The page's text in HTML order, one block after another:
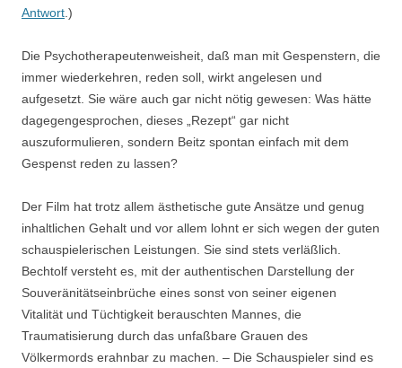
Antwort .)
Die Psychotherapeutenweisheit, daß man mit Gespenstern, die
immer wiederkehren, reden soll, wirkt angelesen und
aufgesetzt. Sie wäre auch gar nicht nötig gewesen: Was hätte
dagegengesprochen, dieses „Rezept“ gar nicht
auszuformulieren, sondern Beitz spontan einfach mit dem
Gespenst reden zu lassen?
Der Film hat trotz allem ästhetische gute Ansätze und genug
inhaltlichen Gehalt und vor allem lohnt er sich wegen der guten
schauspielerischen Leistungen. Sie sind stets verläßlich.
Bechtolf versteht es, mit der authentischen Darstellung der
Souveränitätseinbrüche eines sonst von seiner eigenen
Vitalität und Tüchtigkeit berauschten Mannes, die
Traumatisierung durch das unfaßbare Grauen des
Völkermords erahnbar zu machen. – Die Schauspieler sind es